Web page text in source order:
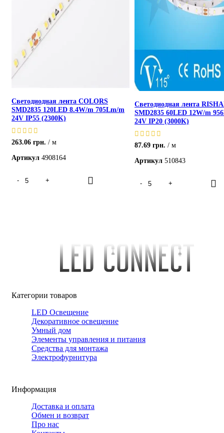
Светодиодная лента COLORS
SMD2835 120LED 8.4W/m 705Lm/m
24V IP55 (2300K)
263.06 грн.
м
Артикул 4908164
Светодиодная лента
SMD2835 60LED 12W/m
24V IP20 (3000K)
87.69 грн.
м
Артикул 510843
Категории товаров
LED Освещение
Декоративное освещение
Умный дом
Элементы управления и питания
Средства для монтажа
Электрофурнитура
Информация
Доставка и оплата
Обмен и возврат
Про нас